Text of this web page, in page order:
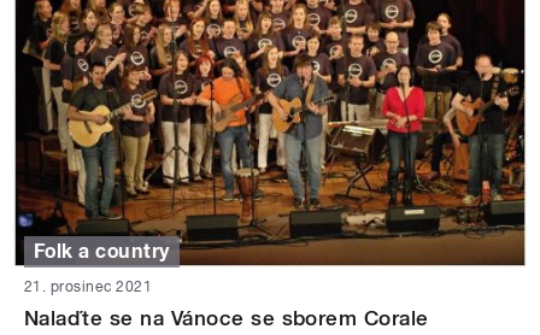
Folk a country
21. prosinec 2021
Nalaďte se na Vánoce se sborem Corale